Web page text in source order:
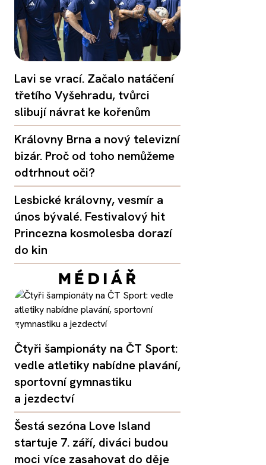
Lavi se vrací. Začalo natáčení
třetího Vyšehradu, tvůrci
slibují návrat ke kořenům
Královny Brna a nový televizní
bizár. Proč od toho nemůžeme
odtrhnout oči?
Lesbické královny, vesmír a
únos bývalé. Festivalový hit
Princezna kosmolesba dorazí
do kin
Čtyři šampionáty na ČT Sport:
vedle atletiky nabídne plavání,
sportovní gymnastiku
a jezdectví
Šestá sezóna Love Island
startuje 7. září, diváci budou
moci více zasahovat do děje